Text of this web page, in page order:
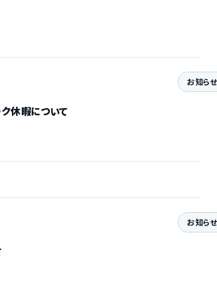
お知らせ
休暇について
お知らせ